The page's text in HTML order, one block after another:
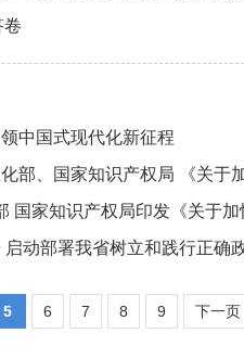
卷
中国式现代化新征程
部、国家知识产权局 《关于
国家知识产权局印发《关于
动部署我省树立和践行正确
5 6 7 8 9 下一页